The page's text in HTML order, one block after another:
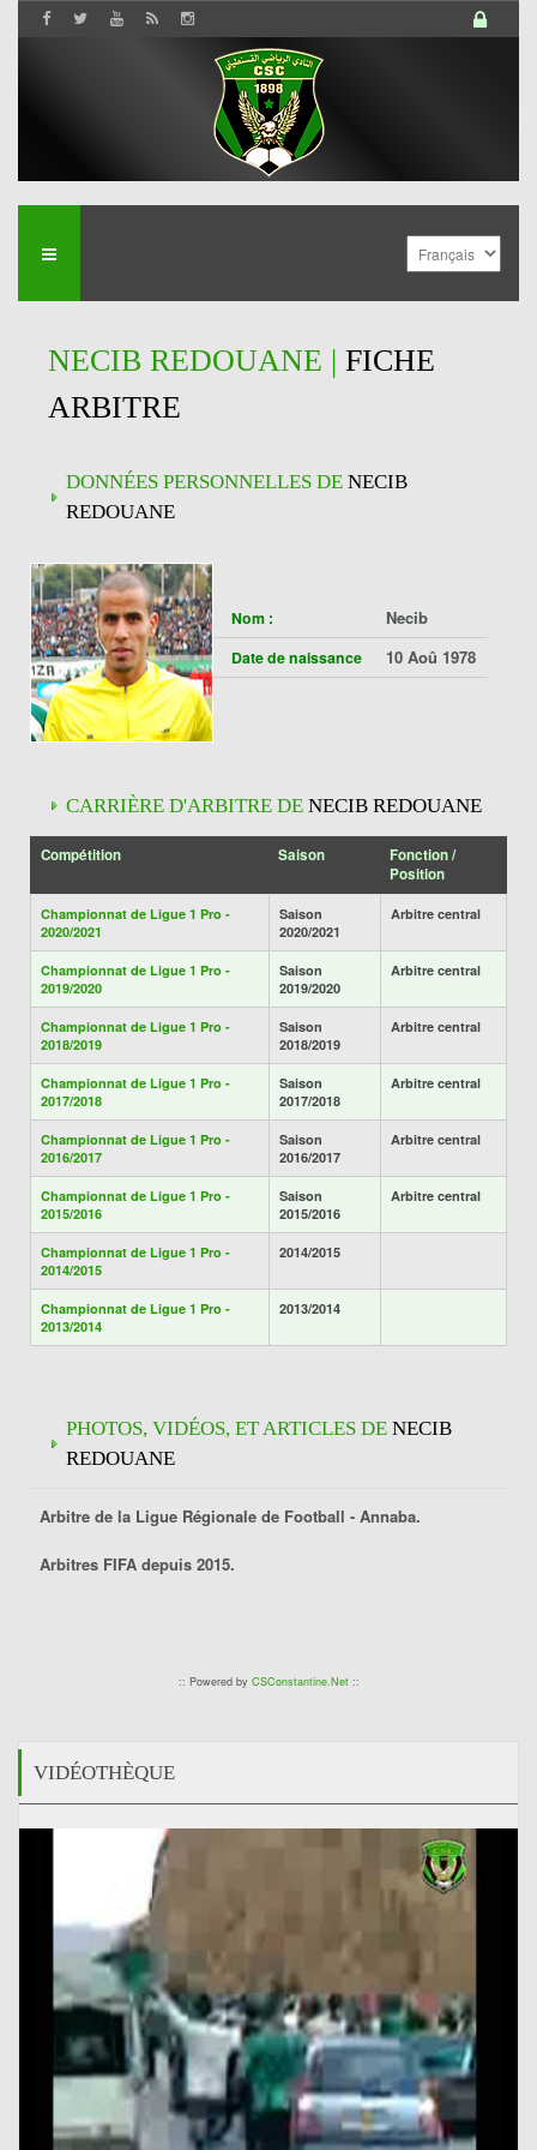
NECIB REDOUANE | FICHE
ARBITRE
DONNÉES PERSONNELLES DE NECIB
REDOUANE
Nom : Necib
Date de naissance 10 Aoû 1978
CARRIÈRE D'ARBITRE DE NECIB REDOUANE
Compétition Saison
Fonction /
Position
Championnat de Ligue 1 Pro -
2020/2021
Saison
2020/2021
Arbitre central
Championnat de Ligue 1 Pro -
2019/2020
Saison
2019/2020
Arbitre central
Championnat de Ligue 1 Pro -
2018/2019
Saison
2018/2019
Arbitre central
Championnat de Ligue 1 Pro -
2017/2018
Saison
2017/2018
Arbitre central
Championnat de Ligue 1 Pro -
2016/2017
Saison
2016/2017
Arbitre central
Championnat de Ligue 1 Pro -
2015/2016
Saison
2015/2016
Arbitre central
Championnat de Ligue 1 Pro -
2014/2015
2014/2015
Championnat de Ligue 1 Pro -
2013/2014
2013/2014
PHOTOS, VIDÉOS, ET ARTICLES DE NECIB
REDOUANE
Arbitre de la Ligue Régionale de Football - Annaba.
Arbitres FIFA depuis 2015.
:: Powered by CSConstantine.Net::
VIDÉOTHÈQUE